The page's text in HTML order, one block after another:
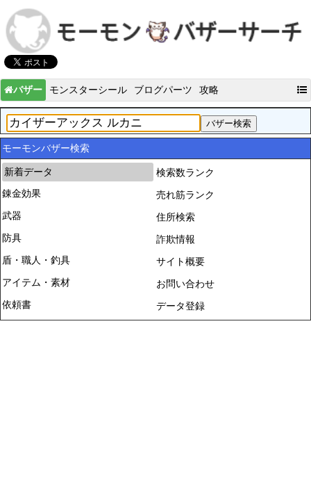
バザー モンスターシール ブログパーツ 攻略
モーモンバザー検索
新着データ
錬金効果
武器
防具
盾・職人・釣具
アイテム・素材
依頼書
検索数ランク
売れ筋ランク
住所検索
詐欺情報
サイト概要
お問い合わせ
データ登録